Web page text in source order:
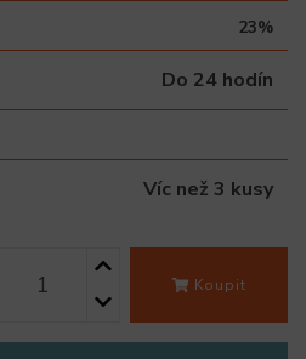
23%
Do 24 hodín
Víc než 3 kusy
Koupit